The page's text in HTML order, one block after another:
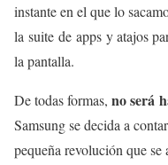
instante en el que lo
la suite de apps y atajos
la pantalla.
De todas formas, no será
Samsung se decida a contar
pequeña revolución que se